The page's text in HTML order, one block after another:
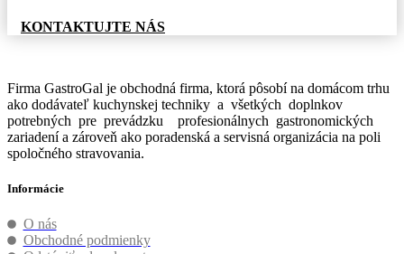
KONTAKTUJTE NÁS
Firma GastroGal je obchodná firma, ktorá pôsobí na domácom trhu
ako dodávateľ kuchynskej techniky a všetkých doplnkov
potrebných pre prevádzku profesionálnych gastronomických
zariadení a zároveň ako poradenská a servisná organizácia na poli
spoločného stravovania.
Informácie
O nás
Obchodné podmienky